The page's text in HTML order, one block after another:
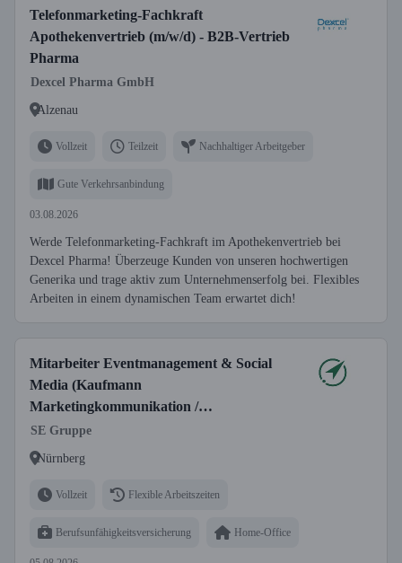
Telefonmarketing-Fachkraft
Apothekenvertrieb (m/w/d) - B2B-Vertrieb
Pharma
Dexcel Pharma GmbH
Alzenau
Vollzeit Teilzeit Nachhaltiger Arbeitgeber
Gute Verkehrsanbindung
03.08.2026
Werde Telefonmarketing-Fachkraft im Apothekenvertrieb bei
Dexcel Pharma! Überzeuge Kunden von unseren hochwertigen
Generika und trage aktiv zum Unternehmenserfolg bei. Flexibles
Arbeiten in einem dynamischen Team erwartet dich!
Mitarbeiter Eventmanagement & Social
Media (Kaufmann
Marketingkommunikation /
Veranstaltungskaufmann / Fachwirt
Veranstaltung o.Ä) (d/m/w)
SE Gruppe
Nürnberg
Vollzeit Flexible Arbeitszeiten
Berufsunfähigkeitsversicherung Home-Office